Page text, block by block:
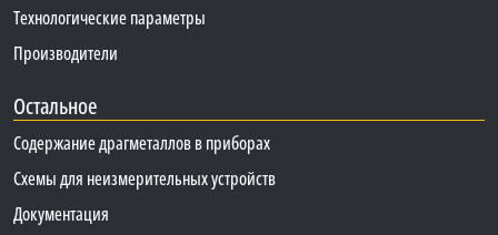
Технологические параметры
Производители
Остальное
Содержание драгметаллов в приборах
Схемы для неизмерительных устройств
Документация